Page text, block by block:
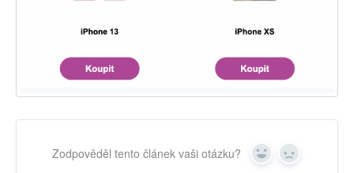
Zodpověděl tento článek vaši otázku? Yes No